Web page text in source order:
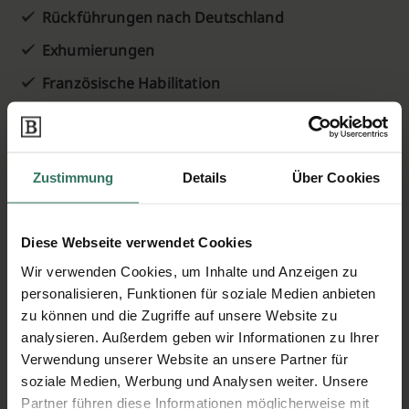
Zustimmung Details Über Cookies
Diese Webseite verwendet Cookies
Wir verwenden Cookies, um Inhalte und Anzeigen zu
personalisieren, Funktionen für soziale Medien anbieten
zu können und die Zugriffe auf unsere Website zu
analysieren. Außerdem geben wir Informationen zu Ihrer
Verwendung unserer Website an unsere Partner für
soziale Medien, Werbung und Analysen weiter. Unsere
Partner führen diese Informationen möglicherweise mit
Rückführungen nach Deutschland
Exhumierungen
Französische Habilitation
Bewertungen zu Bestattungen A. Dautoski
(51 Bewertungen)
Jetzt bewerten
Klaus P.
München
Ich war sehr zufrieden, danke!